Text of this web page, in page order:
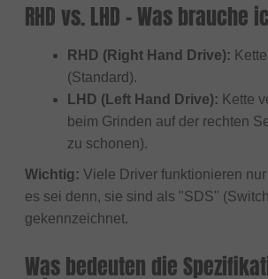
RHD vs. LHD - Was brauche
RHD (Right Hand Drive):
(Standard).
LHD (Left Hand Drive): Kette
beim Grinden auf der rechten
zu schonen).
Wichtig: Viele Driver funktionieren
es sei denn, sie sind als "SDS"
gekennzeichnet.
Was bedeuten die